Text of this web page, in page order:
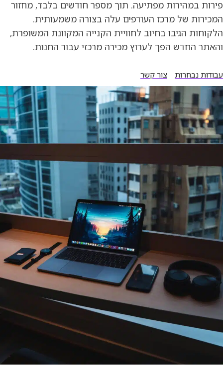
פירות במהירות מפתיעה. תוך מספר חודשים בלבד, מחזור
המכירות של מרכז העודפים עלה בצורה משמעותית.
הלקוחות הגיבו בחיוב לחוויית הקנייה המקוונת המשופרת,
והאתר החדש הפך לערוץ מכירה מרכזי עבור החנות.
עבודות נבחרות צור קשר